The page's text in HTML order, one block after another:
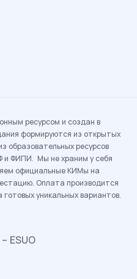
ресурсом и создан в
формируются из открытых
образовательных ресурсов
и ФИПИ. Мы не храним у себя
официальные КИМы на
Оплата производится
уникальных вариантов.
ESUO